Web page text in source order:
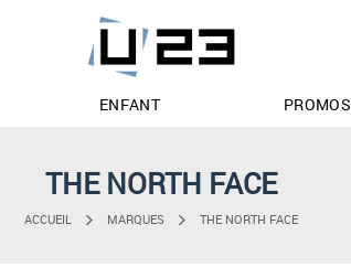
ENFANT PROMOS
THE NORTH FACE
ACCUEIL MARQUES THE NORTH FACE